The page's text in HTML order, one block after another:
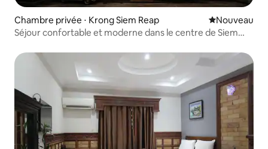
Chambre privée ⋅ Krong Siem Reap Nouvel
Nouveau
Séjour confortable et moderne dans le centre de Siem